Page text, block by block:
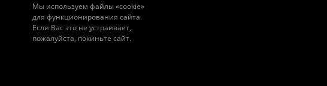
Мы используем файлы «cookie»
для функционирования сайта.
Если Вас это не устраивает,
пожалуйста, покиньте сайт.